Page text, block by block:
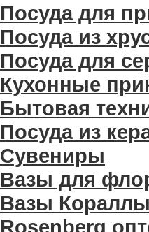
Посуда для
Посуда из
Посуда для
Кухонные
Бытовая
Посуда из
Сувениры
Вазы для
Вазы Кораллы
Rosenberg